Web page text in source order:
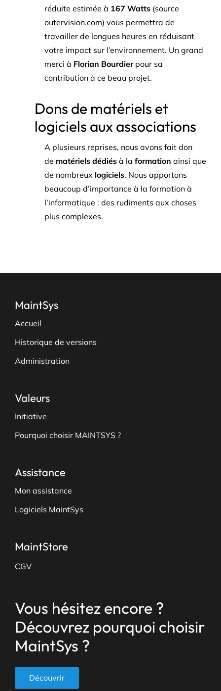
réduite estimée à 167 Watts(source
outervision.com) vous permettra de
travailler de longues heures en réduisant
votre impact sur l’environnement. Un grand
merci à Florian Bourdierpour sa
contribution à ce beau projet.
Dons de matériels et
logiciels aux associations
A plusieurs reprises, nous avons fait don
de matériels dédiésà la formation ainsi que
de nombreux logiciels. Nous apportons
beaucoup d’importance à la formation à
l’informatique : des rudiments aux choses
plus complexes.
MaintSys
Accueil
Historique de versions
Administration
Valeurs
Initiative
Pourquoi choisir MAINTSYS ?
Assistance
Mon assistance
Logiciels MaintSys
MaintStore
CGV
Vous hésitez encore ?
Découvrez pourquoi choisir
MaintSys ?
Découvrir